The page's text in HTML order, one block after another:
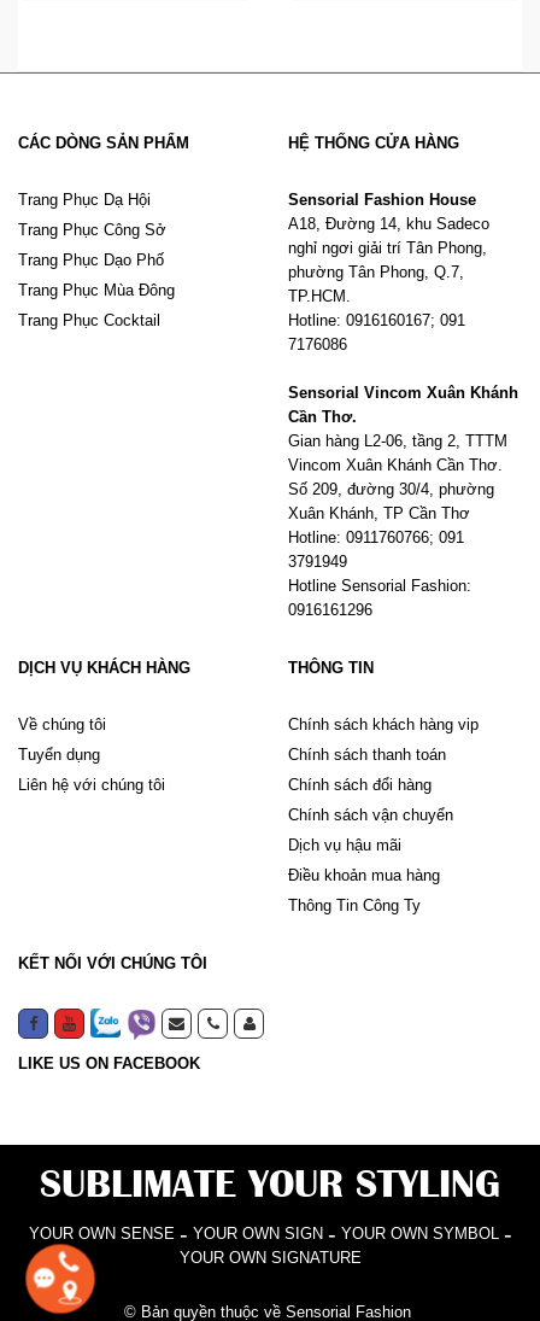
CÁC DÒNG SẢN PHẨM
Trang Phục Dạ Hội
Trang Phục Công Sở
Trang Phục Dạo Phố
Trang Phục Mùa Đông
Trang Phục Cocktail
HỆ THỐNG CỬA HÀNG
Sensorial Fashion House
A18, Đường 14, khu Sadeco
nghỉ ngơi giải trí Tân Phong,
phường Tân Phong, Q.7,
TP.HCM.
Hotline: 0916160167; 091
7176086
Sensorial Vincom Xuân Khánh
Cần Thơ.
Gian hàng L2-06, tầng 2, TTTM
Vincom Xuân Khánh Cần Thơ.
Số 209, đường 30/4, phường
Xuân Khánh, TP Cần Thơ
Hotline: 0911760766; 091
3791949
Hotline Sensorial Fashion:
0916161296
DỊCH VỤ KHÁCH HÀNG
Về chúng tôi
Tuyển dụng
Liên hệ với chúng tôi
THÔNG TIN
Chính sách khách hàng vip
Chính sách thanh toán
Chính sách đổi hàng
Chính sách vận chuyển
Dịch vụ hậu mãi
Điều khoản mua hàng
Thông Tin Công Ty
KẾT NỐI VỚI CHÚNG TÔI
LIKE US ON FACEBOOK
SUBLIMATE YOUR STYLING
YOUR OWN SENSE - YOUR OWN SIGN - YOUR OWN SYMBOL -
YOUR OWN SIGNATURE
© Bản quyền thuộc về Sensorial Fashion